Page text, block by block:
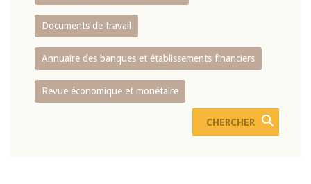
Documents de travail
Annuaire des banques et établissements financiers
Revue économique et monétaire